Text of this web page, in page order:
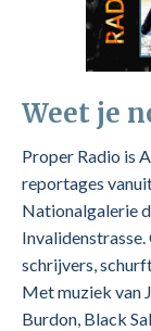
Weet je
Proper Radio is
reportages
Nationalgalerie
schrijvers,
Met muziek van
Burdon, Black